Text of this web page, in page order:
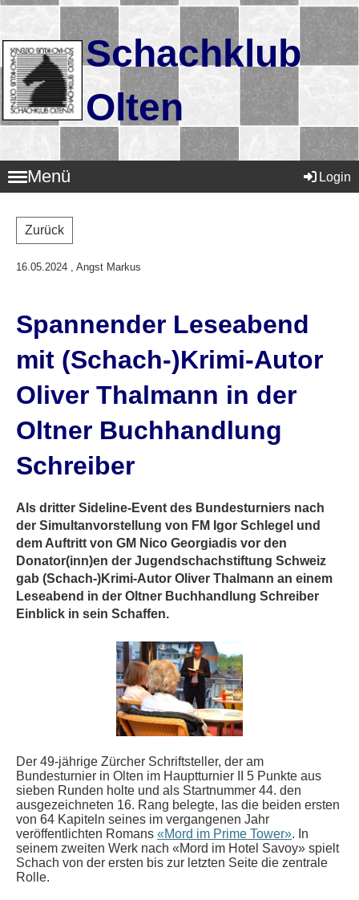
Schachklub
Olten
Menü Login
Zurück
16.05.2024 , Angst Markus
Spannender Leseabend
mit (Schach-)Krimi-Autor
Oliver Thalmann in der
Oltner Buchhandlung
Schreiber
Als dritter Sideline-Event des Bundesturniers nach
der Simultanvorstellung von FM Igor Schlegel und
dem Auftritt von GM Nico Georgiadis vor den
Donator(inn)en der Jugendschachstiftung Schweiz
gab (Schach-)Krimi-Autor Oliver Thalmann an einem
Leseabend in der Oltner Buchhandlung Schreiber
Einblick in sein Schaffen.
Der 49-jährige Zürcher Schriftsteller, der am
Bundesturnier in Olten im Hauptturnier II 5 Punkte aus
sieben Runden holte und als Startnummer 44. den
ausgezeichneten 16. Rang belegte, las die beiden ersten
von 64 Kapiteln seines im vergangenen Jahr
veröffentlichten Romans «Mord im Prime Tower». In
seinem zweiten Werk nach «Mord im Hotel Savoy» spielt
Schach von der ersten bis zur letzten Seite die zentrale
Rolle.